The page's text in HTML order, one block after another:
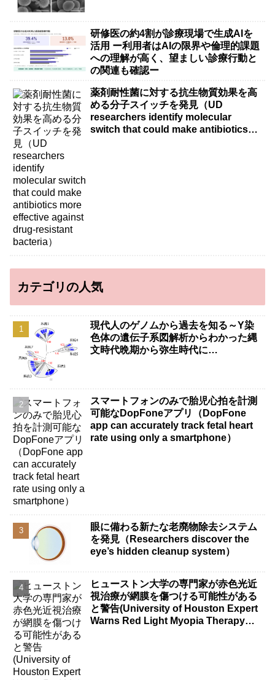
研修医の約4割が診療現場で生成AIを
活用 ー利用者はAIの限界や倫理的課題
への理解が高く、望ましい診療行動と
の関連も確認ー
薬剤耐性菌に対する抗生物質効果を高
める分子スイッチを発見（UD
researchers identify molecular
switch that could make antibiotics
カテゴリの人気
現代人のゲノムから過去を知る～Y染
色体の遺伝子系図解析からわかった縄
文時代晩期から弥生時代に…
スマートフォンのみで胎児心拍を計測
可能なDopFoneアプリ（DopFone
app can accurately track fetal heart
rate using only a smartphone）
眼に備わる新たな老廃物除去システム
を発見（Researchers discover the
eye’s hidden cleanup system）
ヒューストン大学の専門家が赤色光近
視治療が網膜を傷つける可能性がある
と警告(University of Houston Expert
Warns Red Light Myopia Therapy